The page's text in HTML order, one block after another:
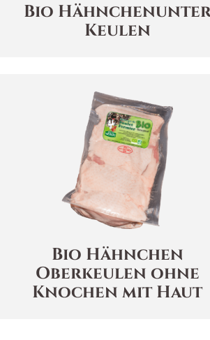
Bio
Keulen
Bio Hähnchen
Oberkeulen ohne
Knochen mit Haut